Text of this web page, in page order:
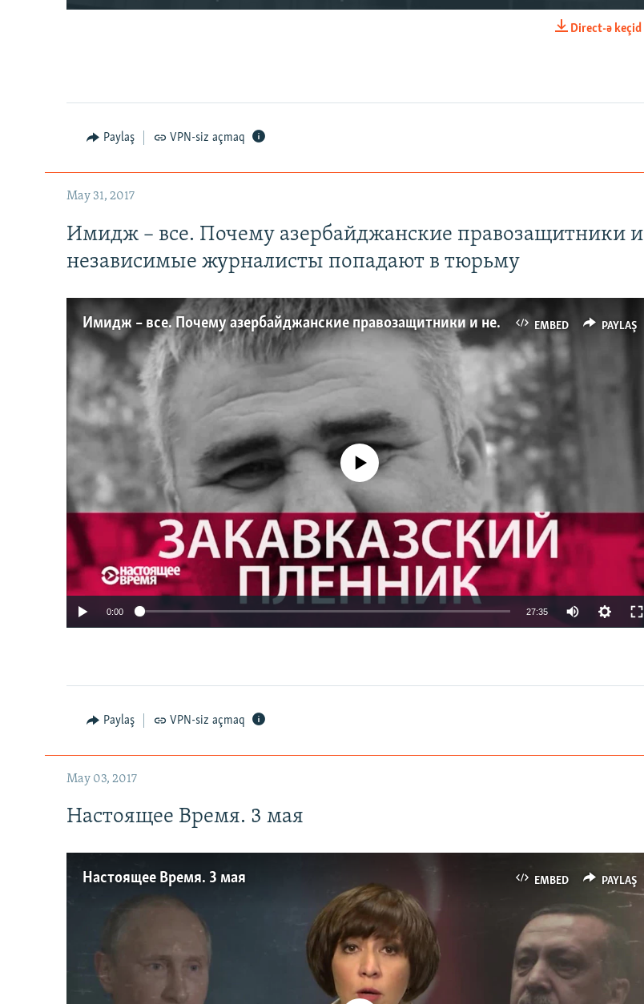
Direct-ə keçid
Paylaş VPN-siz açmaq
May 31, 2017
Имидж – все. Почему азербайджанские правозащитники и
независимые журналисты попадают в тюрьму
EMBED PAYLAŞ
Имидж – все. Почему азербайджанские правозащитники и независимые журналисты попадают в тюрьму
No media source currently available
0:00 27:35
Paylaş VPN-siz açmaq
May 03, 2017
Настоящее Время. 3 мая
EMBED PAYLAŞ
Настоящее Время. 3 мая